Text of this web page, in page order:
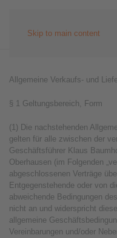
Skip to main content
Allgemeine Verkaufs- und
§ 1 Geltungsbereich, Form
(1) Die nachstehenden
gelten für alle zwischen der
Geschäftsführer Klaus
Oberhausen (im Folgenden
abgeschlossenen Verträge
Entgegenstehende oder von
abweichende Bedingungen
nicht an und widerspricht
allgemeine
Vereinbarungen und/oder